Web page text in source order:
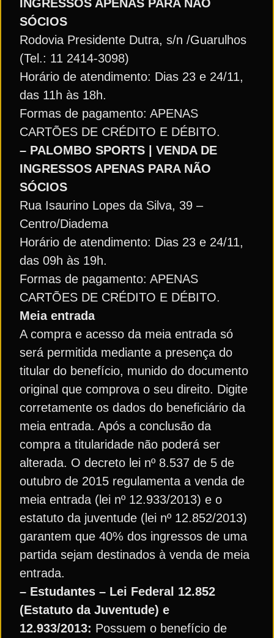
INGRESSOS APENAS PARA NÃO
SÓCIOS
Rodovia Presidente Dutra, s/n /Guarulhos
(Tel.: 11 2414-3098)
Horário de atendimento: Dias 23 e 24/11,
das 11h às 18h.
Formas de pagamento: APENAS
CARTÕES DE CRÉDITO E DÉBITO.
– PALOMBO SPORTS | VENDA DE
INGRESSOS APENAS PARA NÃO
SÓCIOS
Rua Isaurino Lopes da Silva, 39 –
Centro/Diadema
Horário de atendimento: Dias 23 e 24/11,
das 09h às 19h.
Formas de pagamento: APENAS
CARTÕES DE CRÉDITO E DÉBITO.
Meia entrada
A compra e acesso da meia entrada só
será permitida mediante a presença do
titular do benefício, munido do documento
original que comprova o seu direito. Digite
corretamente os dados do beneficiário da
meia entrada. Após a conclusão da
compra a titularidade não poderá ser
alterada. O decreto lei nº 8.537 de 5 de
outubro de 2015 regulamenta a venda de
meia entrada (lei nº 12.933/2013) e o
estatuto da juventude (lei nº 12.852/2013)
garantem que 40% dos ingressos de uma
partida sejam destinados à venda de meia
entrada.
– Estudantes – Lei Federal 12.852
(Estatuto da Juventude) e
12.933/2013: Possuem o benefício de